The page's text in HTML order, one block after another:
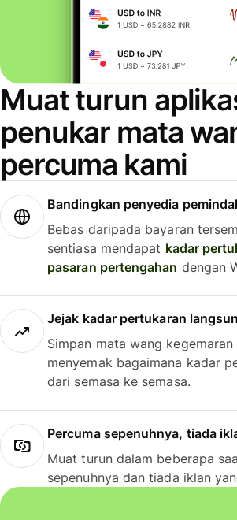
Muat turun
penukar mata
percuma kami
Bandingkan penyedia
Bebas daripada bayaran
sentiasa mendapat kadar
pasaran pertengahan dengan
Jejak kadar pertukaran
Simpan mata wang
menyemak bagaimana kadar
dari semasa ke semasa.
Percuma sepenuhnya, tiada
Muat turun dalam beberapa
sepenuhnya dan tiada iklan